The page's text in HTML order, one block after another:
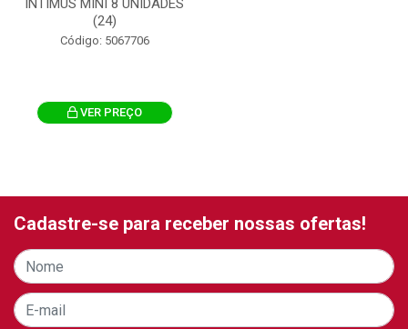
INTIMUS MINI 8 UNIDADES
(24)
Código: 5067706
VER PREÇO
Cadastre-se para receber nossas ofertas!